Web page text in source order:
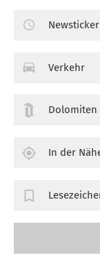
Newsticker
Verkehr
Dolomiten
In der